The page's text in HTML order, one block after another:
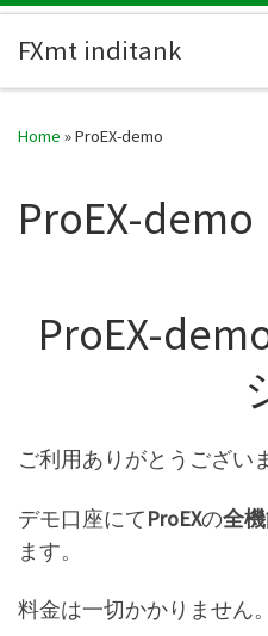
FXmt inditank
Home »ProEX-demo
ProEX-demo
ProEX-
ご利用ありがとうござい
デモ口座にてProEXの全
ます。
料金は一切かかりません。